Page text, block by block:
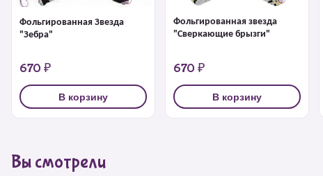
Фольгированная Звезда
"Зебра"
670 ₽
В корзину
Фольгированная звезда
"Сверкающие брызги"
670 ₽
В корзину
Вы смотрели